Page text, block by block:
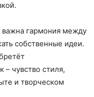
гармония между
собственные идеи.
– чувство стиля,
и творческом